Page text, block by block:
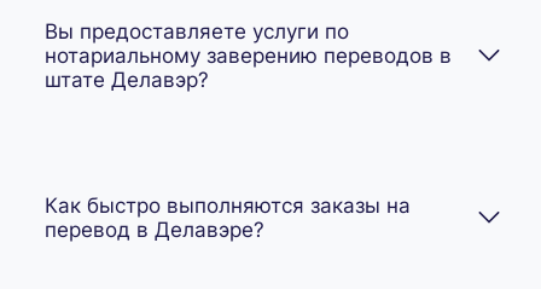
Вы предоставляете услуги по
нотариальному заверению переводов в
штате Делавэр?
Как быстро выполняются заказы на
перевод в Делавэре?